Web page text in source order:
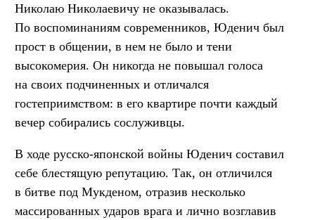
Николаю Николаевичу не оказывалась.
По воспоминаниям современников, Юденич был
прост в общении, в нем не было и тени
высокомерия. Он никогда не повышал голоса
на своих подчиненных и отличался
гостеприимством: в его квартире почти каждый
вечер собирались сослуживцы.
В ходе русско-японской войны Юденич составил
себе блестящую репутацию. Так, он отличился
в битве под Мукденом, отразив несколько
массированных ударов врага и лично возглавив